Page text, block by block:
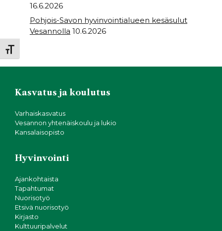
Toggle Font size
16.6.2026
Pohjois-Savon hyvinvointialueen kesäsulut
Vesannolla 10.6.2026
Kasvatus ja koulutus
Varhaiskasvatus
Vesannon yhtenäiskoulu ja lukio
Kansalaisopisto
Hyvinvointi
Ajankohtaista
Tapahtumat
Nuorisotyö
Etsivä nuorisotyö
Kirjasto
Kulttuuripalvelut